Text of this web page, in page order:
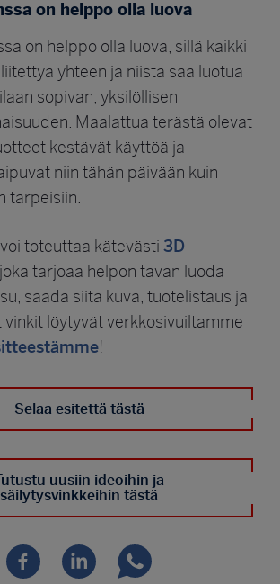
on helppo olla luova
on helppo olla luova, sillä kaikki
yhteen ja niistä saa luotua
sopivan, yksilöllisen
Maalattua terästä olevat
kestävät käyttöä ja
niin tähän päivään kuin
tarpeisiin.
toteuttaa kätevästi 3D
tarjoaa helpon tavan luoda
saada siitä kuva, tuotelistaus ja
vinkit löytyvät verkkosivuiltamme
!
Selaa esitettä tästä
uusiin ideoihin ja
säilytysvinkkeihin tästä